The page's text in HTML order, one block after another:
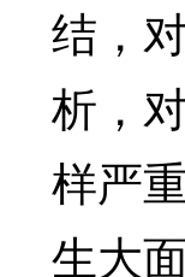
结，
析，
样严
生大